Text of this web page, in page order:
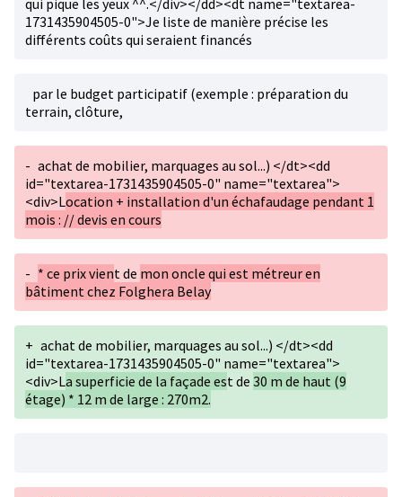
qui pique les yeux ^^.</div></dd><dt name="textarea-
1731435904505-0">Je liste de manière précise les
différents coûts qui seraient financés
par le budget participatif (exemple : préparation du
terrain, clôture,
- achat de mobilier, marquages au sol...) </dt><dd
id="textarea-1731435904505-0" name="textarea">
<div>Location + installation d'un échafaudage pendant 1
mois : // devis en cours
- * ce prix vient de mon oncle qui est métreur en
bâtiment chez Folghera Belay
+ achat de mobilier, marquages au sol...) </dt><dd
id="textarea-1731435904505-0" name="textarea">
<div>La superficie de la façade est de 30 m de haut (9
étage) * 12 m de large : 270m2.